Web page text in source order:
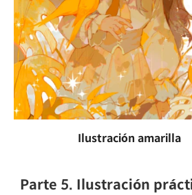
Ilustración amarilla
Parte 5. Ilustración